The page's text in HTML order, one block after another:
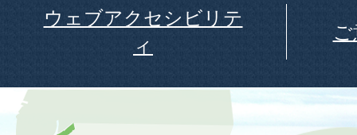
ウェブアクセシビリテ
ィ